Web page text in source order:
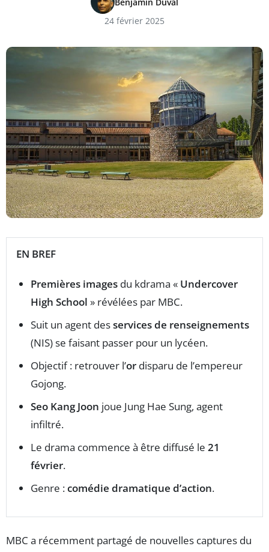
24 février 2025
EN BREF
Premières images du kdrama « Undercover
High School » révélées par MBC.
Suit un agent desservices de renseignements
(NIS) se faisant passer pour un lycéen.
Objectif : retrouver l’or disparu de l’empereur
Gojong.
Seo Kang Joon joue Jung Hae Sung, agent
infiltré.
Le drama commence à être diffusé le 21
février.
Genre :comédie dramatique d’action.
MBC a récemment partagé de nouvelles captures du